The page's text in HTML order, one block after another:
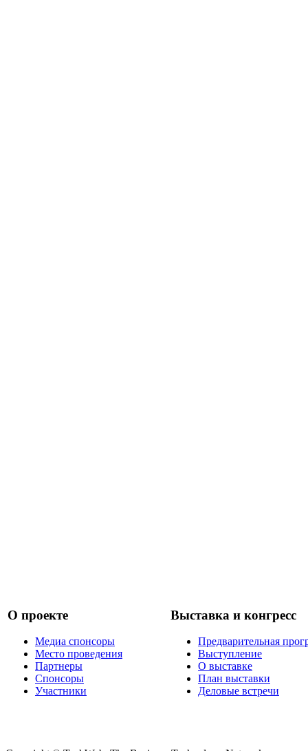
О проекте
Медиа спонсоры
Место проведения
Партнеры
Спонсоры
Участники
Выставка и конгресс
Предварительная
Выступление
О выставке
План выставки
Деловые встречи